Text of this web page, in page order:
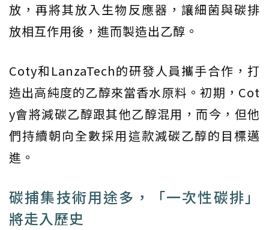
放，再將其放入生物反應器，讓細菌與碳排
放相互作用後，進而製造出乙醇。
Coty和LanzaTech的研發人員攜手合作，打
造出高純度的乙醇來當香水原料。初期，Cot
y會將減碳乙醇跟其他乙醇混用，而今，但他
們持續朝向全數採用這款減碳乙醇的目標邁
進。
碳捕集技術用途多，「一次性碳排」
將走入歷史